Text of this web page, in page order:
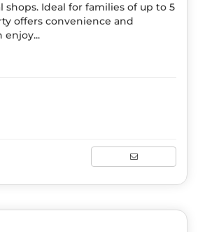
shops. Ideal for families of up to 5
offers convenience and
enjoy...